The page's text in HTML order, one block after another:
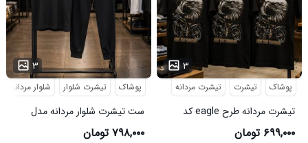
۳ ...
پوشاک تیشرت شلوار شلوار مردانه
ست تیشرت شلوار مردانه مدل
Adidas کد 6569
۷۹۸,۰۰۰ تومان
۳ ...
پوشاک تیشرت تیشرت مردانه
تیشرت مردانه طرح eagle کد
6545
۶۹۹,۰۰۰ تومان